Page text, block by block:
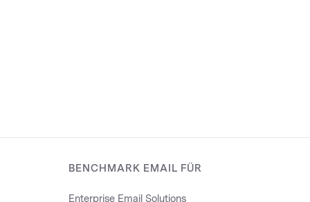
BENCHMARK EMAIL FÜR
Enterprise Email Solutions